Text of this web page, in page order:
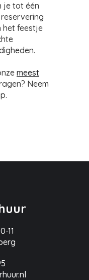
je tot één
het feestje
meest
Neem
11